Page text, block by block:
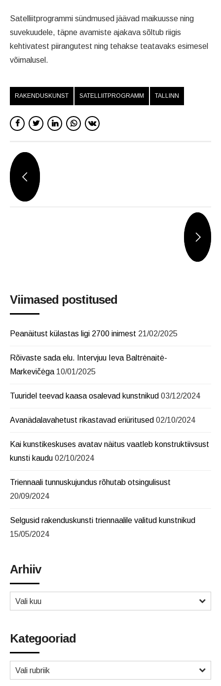
Satelliitprogrammi sündmused jäävad maikuusse ning
suvekuudele, täpne avamiste ajakava sõltub riigis
kehtivatest piirangutest ning tehakse teatavaks esimesel
võimalusel.
RAKENDUSKUNST SATELLIITPROGRAMM TALLINN
Viimased postitused
Peanäitust külastas ligi 2700 inimest 21/02/2025
Rõivaste sada elu. Intervjuu Ieva Baltrėnaitė-
Markevičėga 10/01/2025
Tuuridel teevad kaasa osalevad kunstnikud 03/12/2024
Avanädalavahetust rikastavad eriüritused 02/10/2024
Kai kunstikeskuses avatav näitus vaatleb konstruktiivsust
kunsti kaudu 02/10/2024
Triennaali tunnuskujundus rõhutab otsingulisust
20/09/2024
Selgusid rakenduskunsti triennaalile valitud kunstnikud
15/05/2024
Arhiiv
Vali kuu
Kategooriad
Vali rubriik